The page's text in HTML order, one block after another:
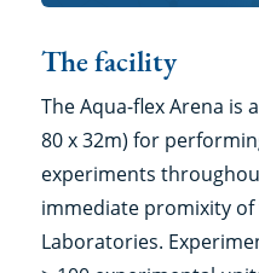
The facility
The Aqua-flex Arena is
80 x 32m) for
experiments
immediate promixity of
Laboratories.